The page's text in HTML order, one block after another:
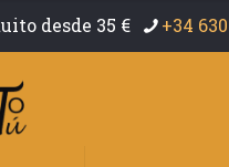
desde 35 € +34